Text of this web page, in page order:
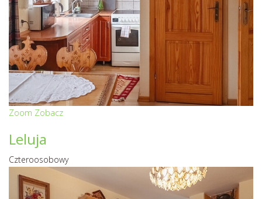
Zoom Zobacz
Leluja
Czteroosobowy